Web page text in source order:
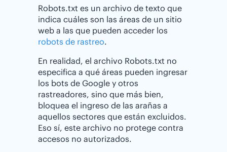
Robots.txt es un archivo de texto que
indica cuáles son las áreas de un sitio
web a las que pueden acceder los
robots de rastreo.
En realidad, el archivo Robots.txt no
especifica a qué áreas pueden ingresar
los bots de Google y otros
rastreadores, sino que más bien,
bloquea el ingreso de las arañas a
aquellos sectores que están excluidos.
Eso sí, este archivo no protege contra
accesos no autorizados.